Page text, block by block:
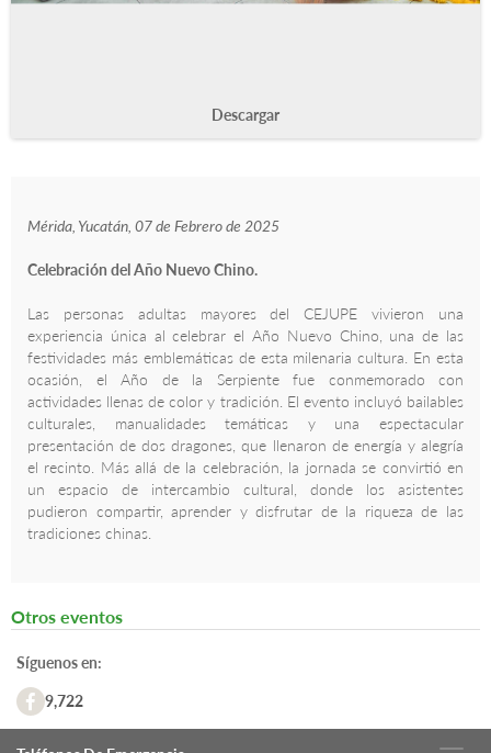
Descargar
Mérida, Yucatán, 07 de Febrero de 2025
Celebración del Año Nuevo Chino.
Las personas adultas mayores del CEJUPE vivieron una
experiencia única al celebrar el Año Nuevo Chino, una de las
festividades más emblemáticas de esta milenaria cultura. En esta
ocasión, el Año de la Serpiente fue conmemorado con
actividades llenas de color y tradición. El evento incluyó bailables
culturales, manualidades temáticas y una espectacular
presentación de dos dragones, que llenaron de energía y alegría
el recinto. Más allá de la celebración, la jornada se convirtió en
un espacio de intercambio cultural, donde los asistentes
pudieron compartir, aprender y disfrutar de la riqueza de las
tradiciones chinas.
Otros eventos
Síguenos en:
9,722